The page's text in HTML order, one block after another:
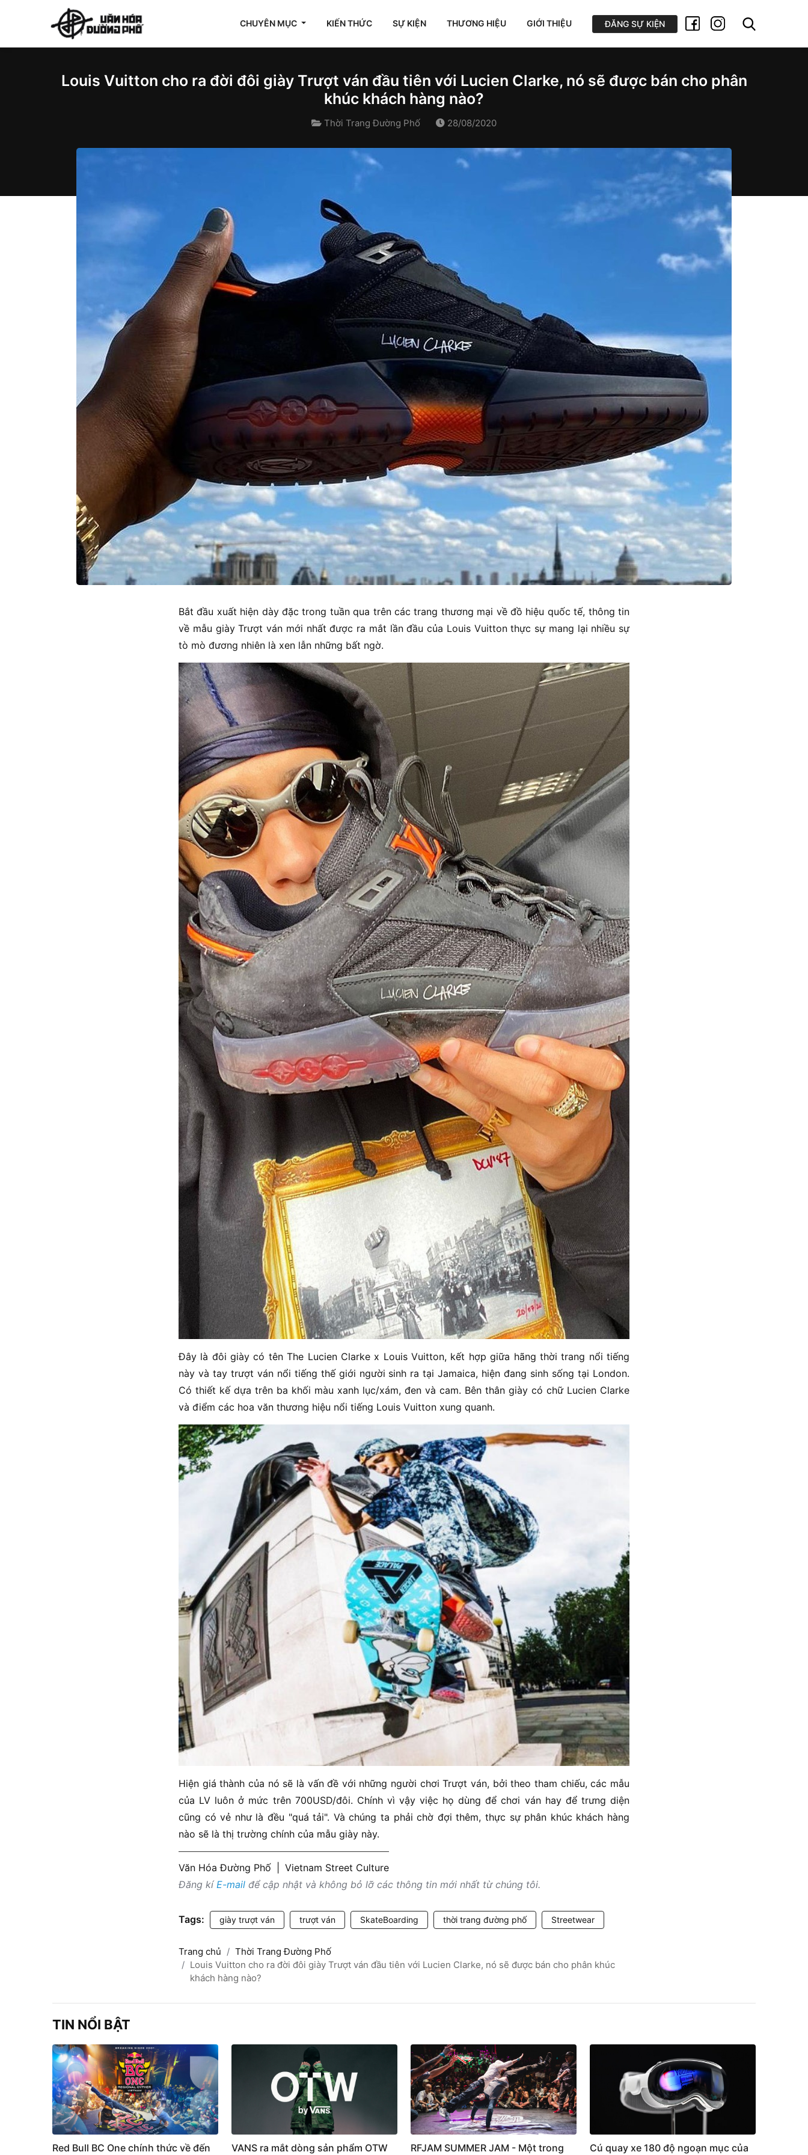
CHUYÊN MỤC KIẾN THỨC SỰ KIỆN THƯƠNG HIỆU GIỚI THIỆU ĐĂNG SỰ KIỆN
Louis Vuitton cho ra đời đôi giày Trượt ván đầu tiên với Lucien Clarke, nó sẽ được bán cho phân
khúc khách hàng nào?
Thời Trang Đường Phố 28/08/2020
Bắt đầu xuất hiện dày đặc trong tuần qua trên các trang thương mại về đồ hiệu quốc tế, thông tin
về mẫu giày Trượt ván mới nhất được ra mắt lần đầu của Louis Vuitton thực sự mang lại nhiều sự
tò mò đương nhiên là xen lẫn những bất ngờ.
Đây là đôi giày có tên The Lucien Clarke x Louis Vuitton, kết hợp giữa hãng thời trang nổi tiếng
này và tay trượt ván nổi tiếng thế giới người sinh ra tại Jamaica, hiện đang sinh sống tại London.
Có thiết kế dựa trên ba khối màu xanh lục/xám, đen và cam. Bên thân giày có chữ Lucien Clarke
và điểm các hoa văn thương hiệu nổi tiếng Louis Vuitton xung quanh.
Hiện giá thành của nó sẽ là vấn đề với những người chơi Trượt ván, bởi theo tham chiếu, các mẫu
của LV luôn ở mức trên 700USD/đôi. Chính vì vậy việc họ dùng để chơi ván hay để trưng diện
cũng có vẻ như là đều "quá tải". Và chúng ta phải chờ đợi thêm, thực sự phân khúc khách hàng
nào sẽ là thị trường chính của mẫu giày này.
Văn Hóa Đường Phố
Vietnam Street Culture
Đăng kí E-mail để cập nhật và không bỏ lỡ các thông tin mới nhất từ chúng tôi.
Tags: giày trượt ván trượt ván SkateBoarding thời trang đường phố Streetwear
Trang chủ
Thời Trang Đường Phố
Louis Vuitton cho ra đời đôi giày Trượt ván đầu tiên với Lucien Clarke, nó sẽ được bán cho phân khúc
khách hàng nào?
TIN NỔI BẬT
Red Bull BC One chính thức về đến VANS ra mắt dòng sản phẩm OTW RFJAM SUMMER JAM - Một trong Cú quay xe 180 độ ngoạn mục của